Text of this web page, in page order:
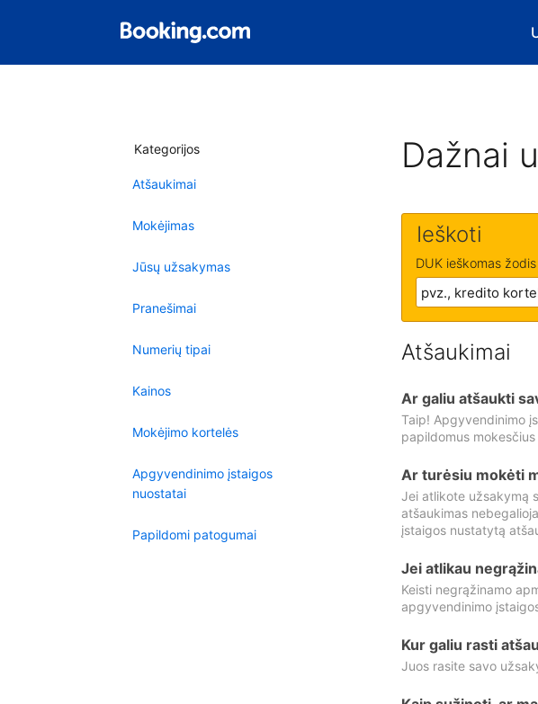
Kategorijos
Atšaukimai
Mokėjimas
Jūsų užsakymas
Pranešimai
Numerių tipai
Kainos
Mokėjimo kortelės
Apgyvendinimo įstaigos
nuostatai
Papildomi patogumai
Dažnai
Ieškoti
DUK ieškomas
Atšaukimai
Ar galiu atšaukti
Taip! Apgyvendinimo
papildomus
Ar turėsiu mokėti
Jei atlikote užsakymą
atšaukimas
įstaigos nustatytą
Jei atlikau
Keisti negrąžinamo
apgyvendinimo
Kur galiu rasti
Juos rasite savo